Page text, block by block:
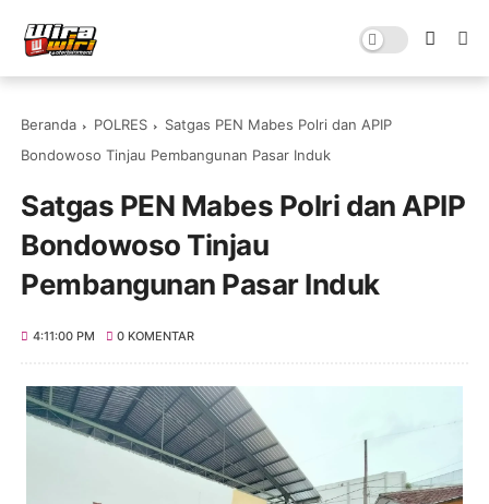
Beranda POLRES
Satgas PEN Mabes Polri dan APIP
Bondowoso Tinjau Pembangunan Pasar Induk
Satgas PEN Mabes Polri dan APIP
Bondowoso Tinjau
Pembangunan Pasar Induk
4:11:00 PM 0 KOMENTAR